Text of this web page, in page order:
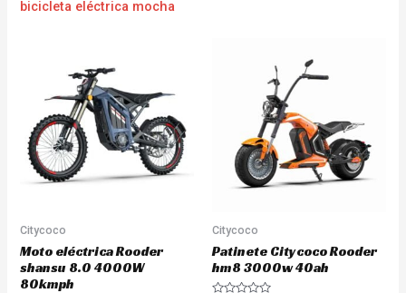
bicicleta eléctrica mocha
Citycoco
Moto eléctrica Rooder
shansu 8.0 4000W
80kmph
Citycoco
Patinete Citycoco Rooder
hm8 3000w 40ah